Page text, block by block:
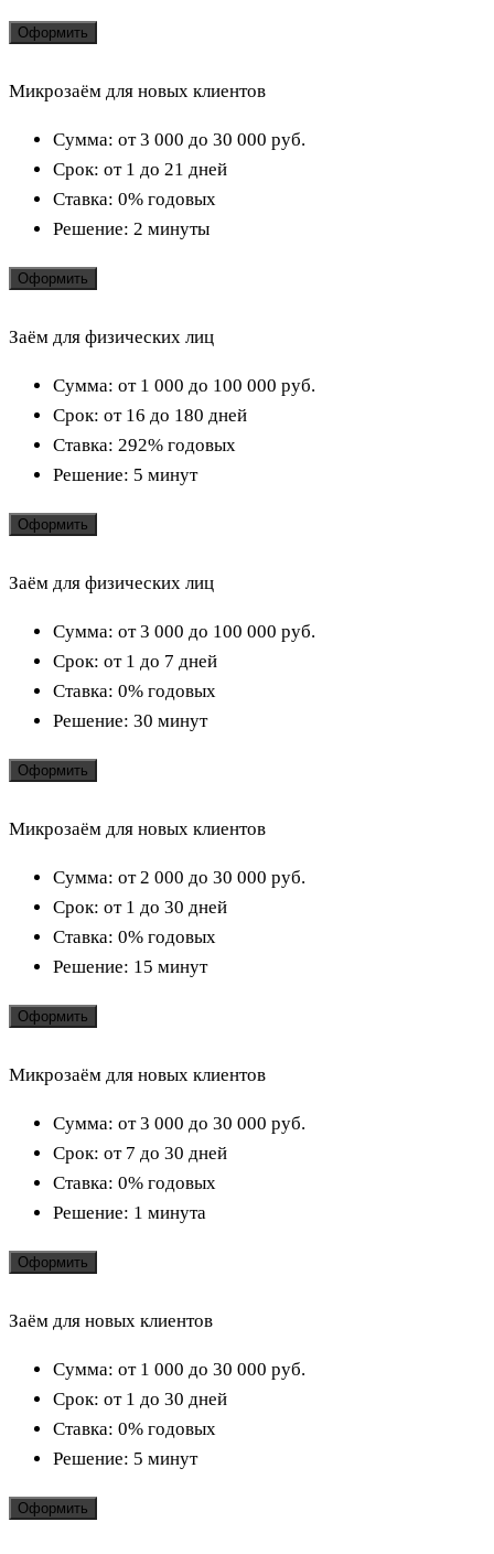
Оформить
Микрозаём для новых клиентов
Сумма: от 3 000 до 30 000 руб.
Срок: от 1 до 21 дней
Ставка: 0% годовых
Решение: 2 минуты
Оформить
Заём для физических лиц
Сумма: от 1 000 до 100 000 руб.
Срок: от 16 до 180 дней
Ставка: 292% годовых
Решение: 5 минут
Оформить
Заём для физических лиц
Сумма: от 3 000 до 100 000 руб.
Срок: от 1 до 7 дней
Ставка: 0% годовых
Решение: 30 минут
Оформить
Микрозаём для новых клиентов
Сумма: от 2 000 до 30 000 руб.
Срок: от 1 до 30 дней
Ставка: 0% годовых
Решение: 15 минут
Оформить
Микрозаём для новых клиентов
Сумма: от 3 000 до 30 000 руб.
Срок: от 7 до 30 дней
Ставка: 0% годовых
Решение: 1 минута
Оформить
Заём для новых клиентов
Сумма: от 1 000 до 30 000 руб.
Срок: от 1 до 30 дней
Ставка: 0% годовых
Решение: 5 минут
Оформить